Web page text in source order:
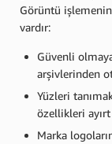
Görüntü
vardır:
Güvenli
arşivlerinden
Yüzleri
özellikleri
Marka